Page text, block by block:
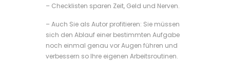
– Checklisten sparen Zeit, Geld und Nerven.
– Auch Sie als Autor profitieren: Sie müssen
sich den Ablauf einer bestimmten Aufgabe
noch einmal genau vor Augen führen und
verbessern so Ihre eigenen Arbeitsroutinen.